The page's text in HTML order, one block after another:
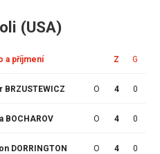
(USA)
a příjmení Z G
BRZUSTEWICZ O 4 0
BOCHAROV O 4 0
DORRINGTON O 4 0